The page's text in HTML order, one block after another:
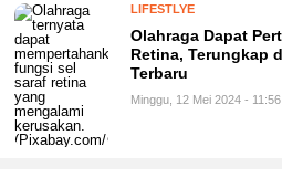
LIFESTLYE
Olahraga Dapat
Retina, Terungkap
Terbaru
Minggu, 12 Mei 2024 -